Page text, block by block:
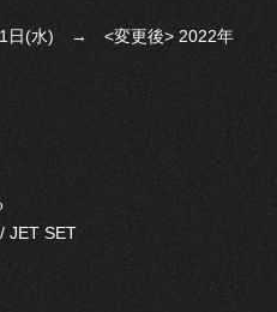
日(水) → <変更後> 2022年
JET SET